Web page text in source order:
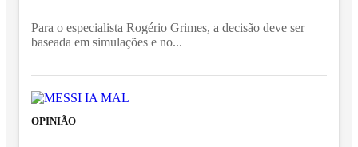
Para o especialista Rogério Grimes, a decisão deve ser
baseada em simulações e no...
OPINIÃO